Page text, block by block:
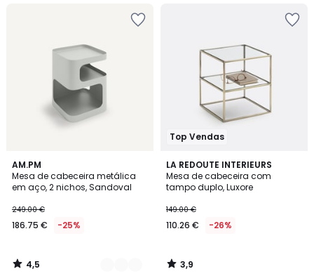
AM.PM
Mesa de cabeceira metálica
em aço, 2 nichos, Sandoval
249.00 €
186.75 € -25%
4,5
/ 5
2
Cores
4,5
/
Top Vendas
LA REDOUTE INTERIEURS
Mesa de cabeceira com
tampo duplo, Luxore
149.00 €
110.26 € -26%
3,9
/ 5
3,9
/